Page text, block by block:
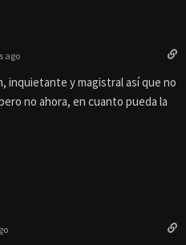
ago
inquietante y magistral así que no
no ahora, en cuanto pueda la